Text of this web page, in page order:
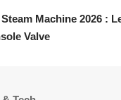
Machine 2026 :
Valve